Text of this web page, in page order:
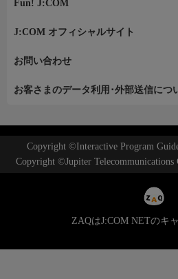
Fun! J:COM
J:COM オフィシャルサイト
お問い合わせ
お客さまのデータ利用･外部送信につ
Copyright ©Interactive Program
Copyright ©Jupiter Telecommunications
ZAQはJ:COM NETのキ